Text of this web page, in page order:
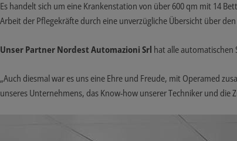
Es handelt sich um eine Krankenstation von über 600 qm mit 14
Arbeit der Pflegekräfte durch eine unverzügliche Übersicht über
Unser Partner Nordest Automazioni Srl hat alle automatischen
„Auch diesmal war es uns eine Ehre und Freude, mit Operamed
unseres Unternehmens, das Know-how unserer Techniker und die